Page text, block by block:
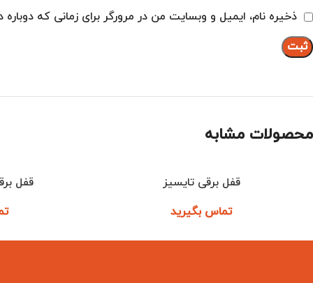
ذخیره نام، ایمیل و وبسایت من در مرورگر برای زمانی که
محصولات مشابه
قفل برقی تایسیز
تماس بگیرید
اطلاعات بیشترقفل